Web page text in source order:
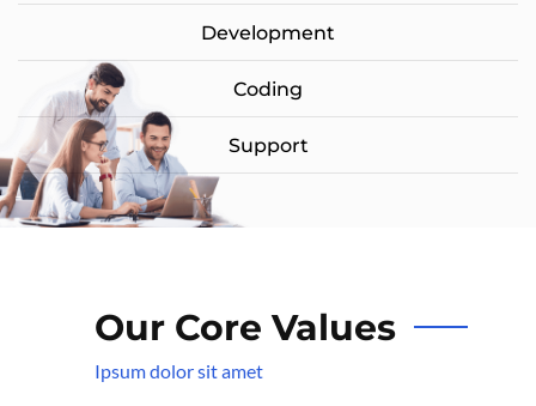
Development
Coding
Support
Our Core Values
Ipsum dolor sit amet